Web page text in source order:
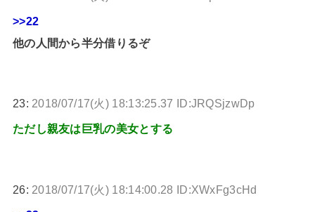
>>22
他の人間から半分借りるぞ
23: 2018/07/17(火) 18:13:25.37 ID:JRQSjzwDp
ただし親友は巨乳の美女とする
26: 2018/07/17(火) 18:14:00.28 ID:XWxFg3cHd